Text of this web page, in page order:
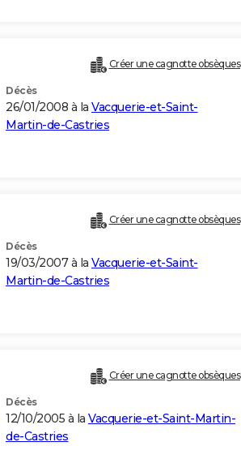
Créer une cagnotte obsèques
Décès
26/01/2008 à la Vacquerie-et-Saint-
Martin-de-Castries
Créer une cagnotte obsèques
Décès
19/03/2007 à la Vacquerie-et-Saint-
Martin-de-Castries
Créer une cagnotte obsèques
Décès
12/10/2005 à la Vacquerie-et-Saint-Martin-
de-Castries